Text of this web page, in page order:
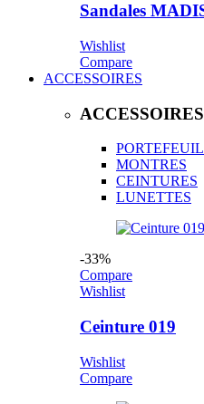
Sandales
Wishlist
Compare
ACCESSOIRES
ACCESSOIRES
MONTRES
CEINTURES
LUNETTES
-33%
Compare
Wishlist
Ceinture 019
Wishlist
Compare